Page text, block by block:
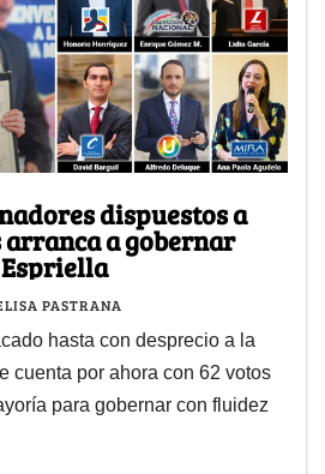
dispuestos a
a gobernar
PASTRANA
hasta con desprecio a la
cuenta por ahora con 62 votos
para gobernar con fluidez